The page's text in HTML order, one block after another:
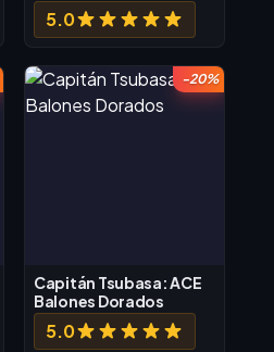
5.0
-20%
Capitán Tsubasa: ACE
Balones Dorados
5.0